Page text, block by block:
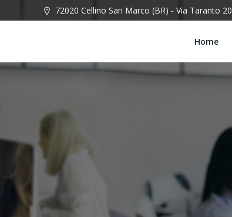
al
72020 Cellino San Marco (BR) - Via Taranto 20
Home